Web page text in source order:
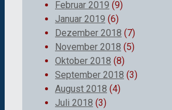
Februar 2019 (9)
Januar 2019 (6)
Dezember 2018 (7)
November 2018 (5)
Oktober 2018 (8)
September 2018 (3)
August 2018 (4)
Juli 2018 (3)